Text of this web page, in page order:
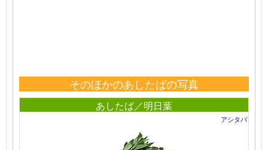
そのほかのあしたばの写真
あしたば／明日葉
アシタバ